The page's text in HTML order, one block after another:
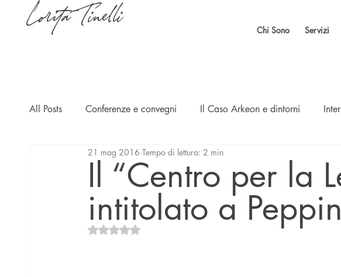
Lorita Tinelli Chi Sono Servizi
All Posts Conferenze e convegni Il Caso Arkeon e dintorni
Ripercussioni Articoli in inglese
Il “Centro per la
intitolato a
21 mag 2016 Tempo di lettura: 2 min
Valutazione NaN stelle su 5.